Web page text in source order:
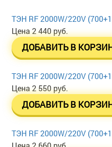
ТЭН RF 2000W/220V
Цена 2 440 руб.
ДОБАВИТЬ В
ТЭН RF 2000W/220V
Цена 2 550 руб.
ДОБАВИТЬ В
ТЭН RF 2000W/220V